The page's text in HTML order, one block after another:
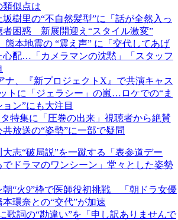
類似点は
坂樹里の“不自然髪型”に「話が全然入っ
者困惑 新展開迎え“スタイル激変”
熊本地震の “震え声” に「交代してあげ
心配…「カメラマンの沈黙」「スタッフ
ナ、『新プロジェクトX』で共演キャス
トに「ジェラシー」の嵐…ロケでの“ま
ン”にも大注目
タ特集に「圧巻の出来」視聴者から絶賛
放送の“姿勢”に一部で疑問
志“破局説”を一蹴する「表参道デー
でドラマのワンシーン」堂々とした姿勢
“火9”枠で医師役初挑戦 「朝ドラ女優
環奈との“交代”が加速
歌詞の“勘違い”を「申し訳ありませんで